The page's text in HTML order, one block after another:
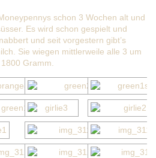
schon 3 Wochen alt und
Es wird schon gespielt und
und seit vorgestern gibt’s
Sie wiegen mittlerweile alle 3 um
Gramm.